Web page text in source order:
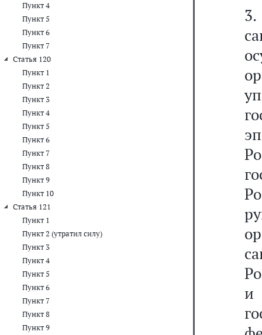
Пункт 4
Пункт 5
Пункт 6
Пункт 7
Статья 120
Пункт 1
Пункт 2
Пункт 3
Пункт 4
Пункт 5
Пункт 6
Пункт 7
Пункт 8
Пункт 9
Пункт 10
Статья 121
Пункт 1
Пункт 2 (утратил силу)
Пункт 3
Пункт 4
Пункт 5
Пункт 6
Пункт 7
Пункт 8
Пункт 9